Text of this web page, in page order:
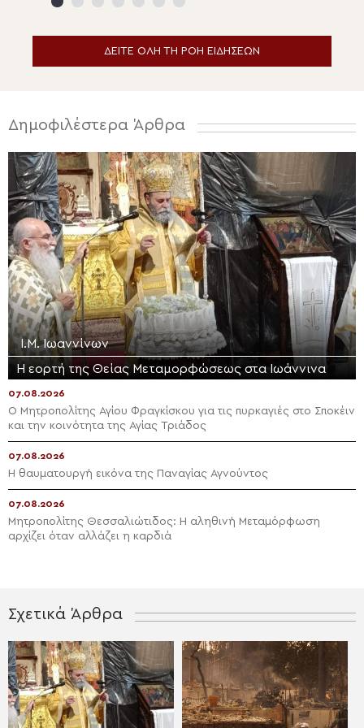
ΔΕΙΤΕ ΟΛΗ ΤΗ ΡΟΗ ΕΙΔΗΣΕΩΝ
Δημοφιλέστερα Άρθρα
Ι.Μ. Ιωαννίνων
Η εορτή της Θείας Μεταμορφώσεως στα Ιωάννινα
07.08.2026
Ο Μητροπολίτης Αγίου Φραγκίσκου για τις πυρκαγιές στο Σποκέιν
και την κοινότητα της Αγίας Τριάδος
07.08.2026
Η θαυματουργή εικόνα της Παναγίας Αγνούντος
07.08.2026
Μητροπολίτης Θεσσαλιώτιδος: Η αληθινή Μεταμόρφωση
αρχίζει όταν αλλάζει η καρδιά
Σχετικά Άρθρα